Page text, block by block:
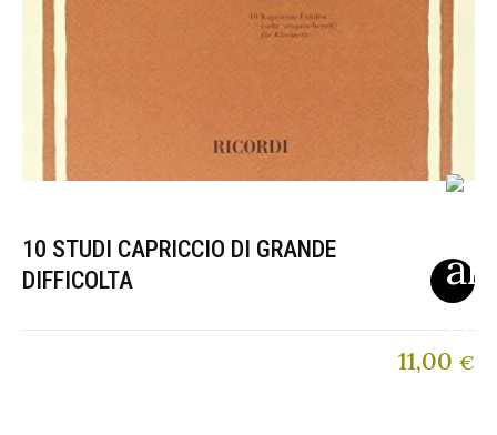
10 STUDI CAPRICCIO DI GRANDE
DIFFICOLTA
11,00 €